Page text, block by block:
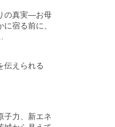
の真実―お母
宿る前に、
伝えられる
子力、新エネ